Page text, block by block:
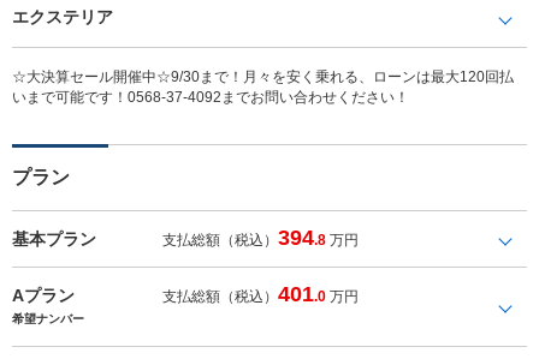
エクステリア
☆大決算セール開催中☆9/30まで！月々を安く乗れる、ローンは最大120回払
いまで可能です！0568-37-4092までお問い合わせください！
プラン
基本プラン 支払総額（税込）394.8 万円
Aプラン 支払総額（税込）401.0 万円
希望ナンバー